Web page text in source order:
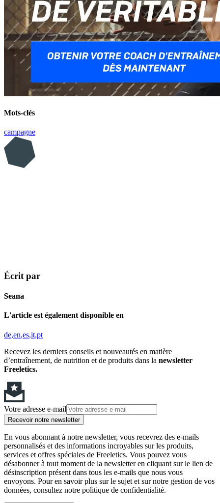
Mots-clés
campagne
Écrit par
Seana
L'article est également disponible en
de en es it pt
Recevez les derniers conseils et nouveautés en matière
d’entraînement, de nutrition et de produits dans la newsletter
Freeletics.
Votre adresse e-mail
Recevoir notre newsletter
En vous abonnant à notre newsletter, vous recevrez des e-mails
personnalisés et des informations incroyables sur les produits,
services et offres spéciales de Freeletics. Vous pouvez vous
désabonner à tout moment de la newsletter en cliquant sur le lien de
désinscription présent dans tous les e-mails que nous vous
envoyons. Pour en savoir plus sur le sujet et sur notre gestion de vos
données, consultez notre politique de confidentialité.